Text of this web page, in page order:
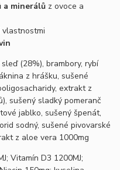
a minerálů z ovoce a
(28%), brambory, rybí
z hrášku, sušené
extrakt z
sušený sladký pomeranč
jablko, sušený špenát,
sodný, sušené pivovarské
z aloe vera 1000mg
Vitamín D3 1200MJ;